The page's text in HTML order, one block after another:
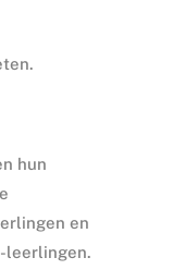
hun
en
leerlingen.